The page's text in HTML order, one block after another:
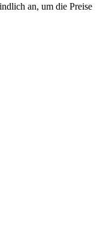
an, um die Preise